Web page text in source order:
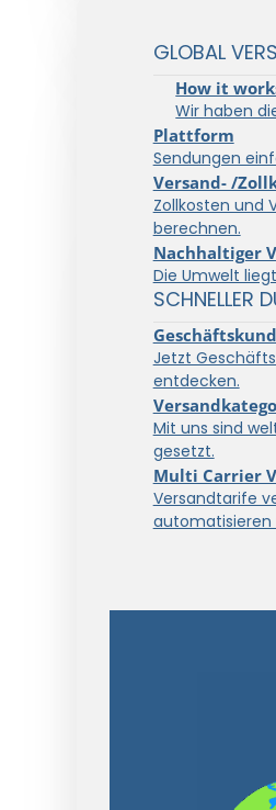
GLOBAL
How it
Wir haben
Plattform
Sendungen
Versand- /
Zollkosten und
berechnen.
Nachhaltiger
Die Umwelt
SCHNELLER
Jetzt
entdecken.
Mit uns sind
gesetzt.
Multi Carrier
Versandtarife
automatisieren